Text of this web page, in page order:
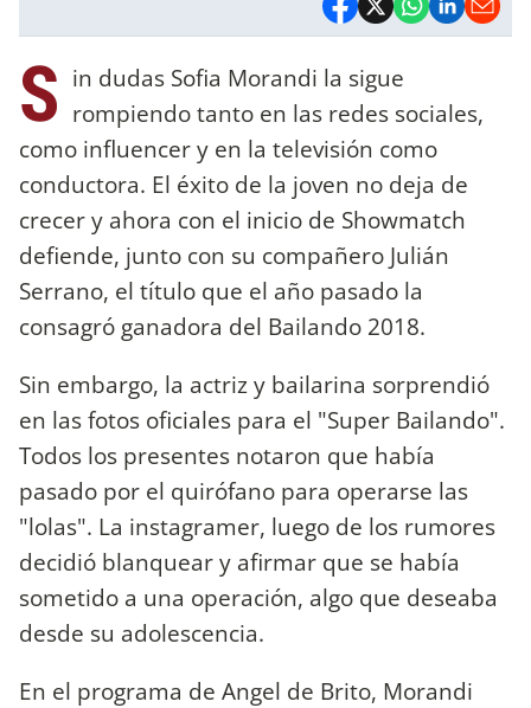
S in dudas Sofia Morandi la sigue
rompiendo tanto en las redes sociales,
como influencer y en la televisión como
conductora. El éxito de la joven no deja de
crecer y ahora con el inicio de Showmatch
defiende, junto con su compañero Julián
Serrano, el título que el año pasado la
consagró ganadora del Bailando 2018.
Sin embargo, la actriz y bailarina sorprendió
en las fotos oficiales para el "Super Bailando".
Todos los presentes notaron que había
pasado por el quirófano para operarse las
"lolas". La instagramer, luego de los rumores
decidió blanquear y afirmar que se había
sometido a una operación, algo que deseaba
desde su adolescencia.
En el programa de Angel de Brito, Morandi